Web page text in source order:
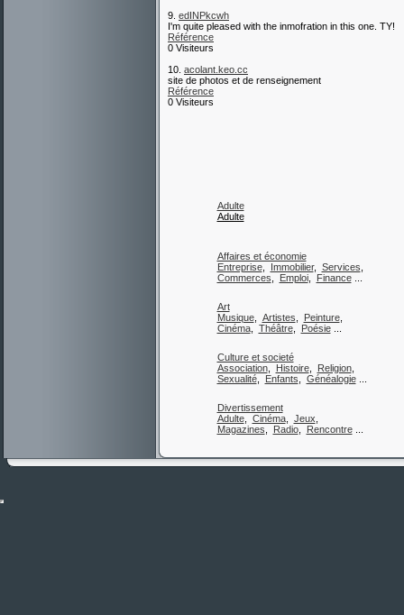
9. edINPkcwh
I'm quite pleased with the inmofration in this one. TY!
Référence
0 Visiteurs
10. acolant.keo.cc
site de photos et de renseignement
Référence
0 Visiteurs
Adulte
Adulte
Affaires et économie
Entreprise, Immobilier, Services
Commerces
Emploi, Finance...
Art
Musique, Artistes Peinture,
Cinéma, Théâtre, Poésie...
Culture et societé
Association, Histoire, Religion,
Sexualité, Enfants Généalogie...
Divertissement
Adulte, Cinéma, Jeux
Magazines
Radio, Rencontre...